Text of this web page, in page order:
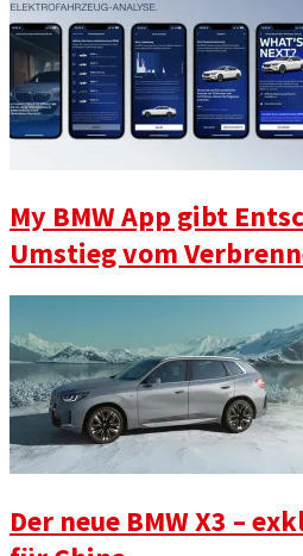
My BMW App gibt
Umstieg vom
Der neue BMW X3 –